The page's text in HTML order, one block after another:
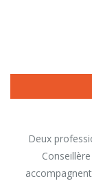
Deux